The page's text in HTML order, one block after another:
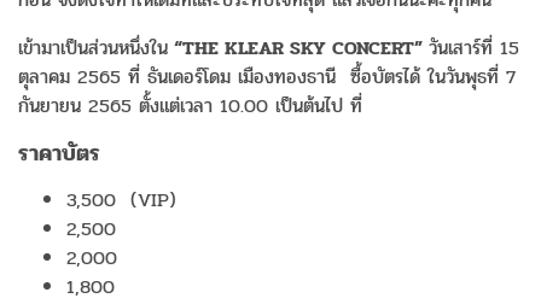
เข้ามาเป็นส่วนหนึ่งใน “THE KLEAR SKY CONCERT” วันเสาร์ที่ 15
ตุลาคม 2565 ที่ ธันเดอร์โดม เมืองทองธานี ซื้อบัตรได้ ในวันพุธที่ 7
กันยายน 2565 ตั้งแต่เวลา 10.00 เป็นต้นไป ที่
ราคาบัตร
3,500 (VIP)
2,500
2,000
1,800